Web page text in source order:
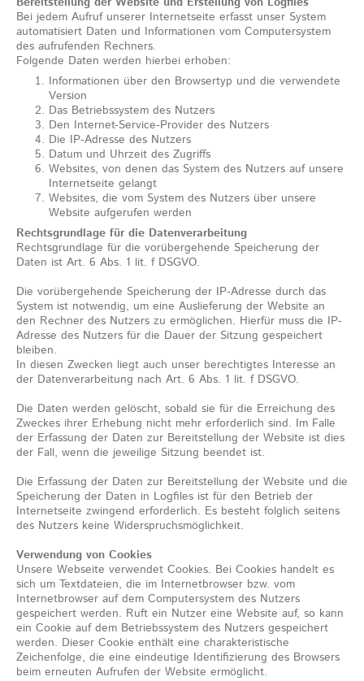
Bei jedem Aufruf unserer Internetseite erfasst unser System
automatisiert Daten und Informationen vom Computersystem
des aufrufenden Rechners.
Folgende Daten werden hierbei erhoben:
Informationen über den Browsertyp und die verwendete
Version
Das Betriebssystem des Nutzers
Den Internet-Service-Provider des Nutzers
Die IP-Adresse des Nutzers
Datum und Uhrzeit des Zugriffs
Websites, von denen das System des Nutzers auf unsere
Internetseite gelangt
Websites, die vom System des Nutzers über unsere
Website aufgerufen werden
Rechtsgrundlage für die Datenverarbeitung
Rechtsgrundlage für die vorübergehende Speicherung der
Daten ist Art. 6 Abs. 1 lit. f DSGVO.
Die vorübergehende Speicherung der IP-Adresse durch das
System ist notwendig, um eine Auslieferung der Website an
den Rechner des Nutzers zu ermöglichen. Hierfür muss die IP-
Adresse des Nutzers für die Dauer der Sitzung gespeichert
bleiben.
In diesen Zwecken liegt auch unser berechtigtes Interesse an
der Datenverarbeitung nach Art. 6 Abs. 1 lit. f DSGVO.
Die Daten werden gelöscht, sobald sie für die Erreichung des
Zweckes ihrer Erhebung nicht mehr erforderlich sind. Im Falle
der Erfassung der Daten zur Bereitstellung der Website ist dies
der Fall, wenn die jeweilige Sitzung beendet ist.
Die Erfassung der Daten zur Bereitstellung der Website und die
Speicherung der Daten in Logfiles ist für den Betrieb der
Internetseite zwingend erforderlich. Es besteht folglich seitens
des Nutzers keine Widerspruchsmöglichkeit.
Verwendung von Cookies
Unsere Webseite verwendet Cookies. Bei Cookies handelt es
sich um Textdateien, die im Internetbrowser bzw. vom
Internetbrowser auf dem Computersystem des Nutzers
gespeichert werden. Ruft ein Nutzer eine Website auf, so kann
ein Cookie auf dem Betriebssystem des Nutzers gespeichert
werden. Dieser Cookie enthält eine charakteristische
Zeichenfolge, die eine eindeutige Identifizierung des Browsers
beim erneuten Aufrufen der Website ermöglicht.